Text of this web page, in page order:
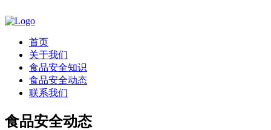
首页
关于我们
食品安全知识
食品安全动态
联系我们
食品安全动态